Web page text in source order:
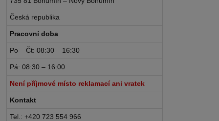
Česká republika
Pracovní doba
Po – Čt: 08:30 – 16:30
Pá: 08:30 – 16:00
Není příjmové místo reklamací ani vratek
Kontakt
Tel.: +420 723 554 966